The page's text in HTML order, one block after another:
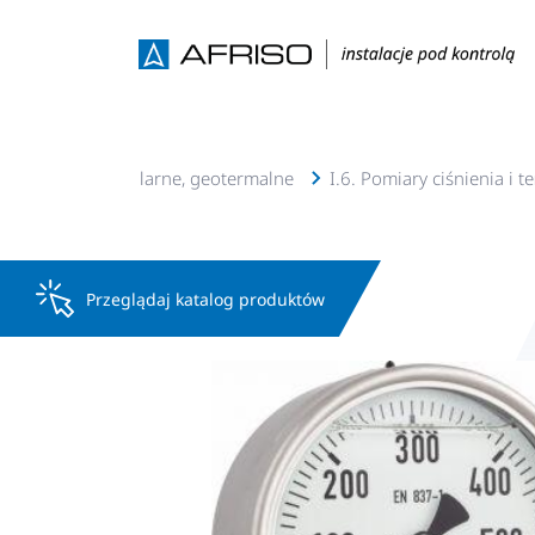
c.o., c.w.u, solarne, geotermalne I.6. Pomiary ciśnienia i
Przeglądaj katalog produktów